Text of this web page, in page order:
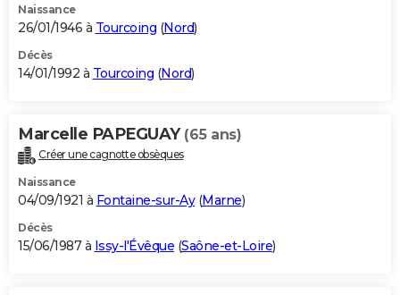
Naissance
26/01/1946 à Tourcoing (Nord)
Décès
14/01/1992 à Tourcoing (Nord)
Marcelle PAPEGUAY (65 ans)
Créer une cagnotte obsèques
Naissance
04/09/1921 à Fontaine-sur-Ay(Marne)
Décès
15/06/1987 à Issy-l'Évêque (Saône-et-Loire)